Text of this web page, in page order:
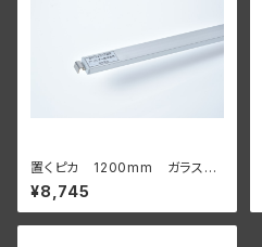
置くピカ 1200mm ガラス棚
用
¥8,745